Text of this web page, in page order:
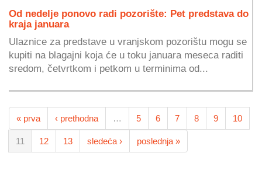
Od nedelje ponovo radi pozorište: Pet predstava do
kraja januara
Ulaznice za predstave u vranjskom pozorištu mogu se
kupiti na blagajni koja će u toku januara meseca raditi
sredom, četvrtkom i petkom u terminima od...
« prva ‹ prethodna … 5 6 7 8 9 10
11 12 13 sledeća › poslednja »